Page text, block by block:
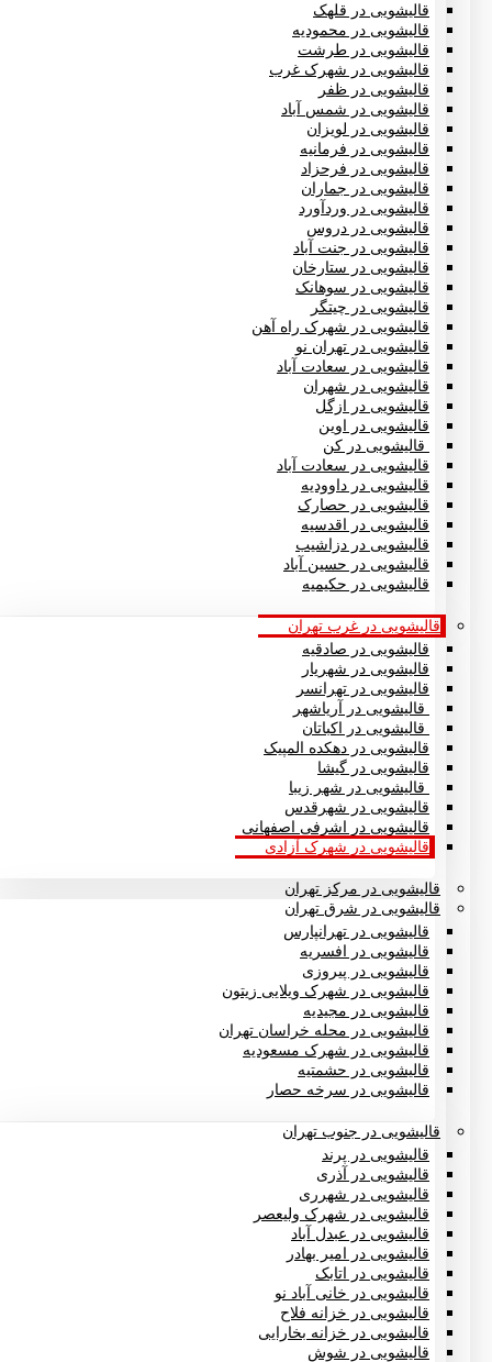
قالیشویی در قلهک
قالیشویی در محمودیه
قالیشویی در طرشت
قالیشویی در شهرک غرب
قالیشویی در ظفر
قالیشویی در شمس آباد
قالیشویی در لویزان
قالیشویی در فرمانیه
قالیشویی در فرحزاد
قالیشویی در جماران
قالیشویی در وردآورد
قالیشویی در دروس
قالیشویی در جنت آباد
قالیشویی در ستارخان
قالیشویی در سوهانک
قالیشویی در چیتگر
قالیشویی در شهرک راه آهن
قالیشویی در تهران نو
قالیشویی در سعادت آباد
قالیشویی در شهران
قالیشویی در ازگل
قالیشویی در اوین
قالیشویی در کن
قالیشویی در سعادت آباد
قالیشویی در داوودیه
قالیشویی در حصارک
قالیشویی در اقدسیه
قالیشویی در دزاشیب
قالیشویی در حسین آباد
قالیشویی در حکیمیه
قالیشویی در غرب تهران
قالیشویی در صادقیه
قالیشویی در شهریار
قالیشویی در تهرانسر
قالیشویی در آریاشهر
قالیشویی در اکباتان
قالیشویی در دهکده المپیک
قالیشویی در گیشا
قالیشویی در شهر زیبا
قالیشویی در شهرقدس
قالیشویی در اشرفی اصفهانی
قالیشویی در شهرک آزادی
قالیشویی در مرکز تهران
قالیشویی در شرق تهران
قالیشویی در تهرانپارس
قالیشویی در افسریه
قالیشویی در پیروزی
قالیشویی در شهرک ویلایی زیتون
قالیشویی در مجیدیه
قالیشویی در محله خراسان تهران
قالیشویی در شهرک مسعودیه
قالیشویی در حشمتیه
قالیشویی در سرخه حصار
قالیشویی در جنوب تهران
قالیشویی در پرند
قالیشویی در آذری
قالیشویی در شهرری
قالیشویی در شهرک ولیعصر
قالیشویی در عبدل آباد
قالیشویی در امیر بهادر
قالیشویی در اتابک
قالیشویی در خانی آباد نو
قالیشویی در خزانه فلاح
قالیشویی در خزانه بخارایی
قالیشویی در شوش